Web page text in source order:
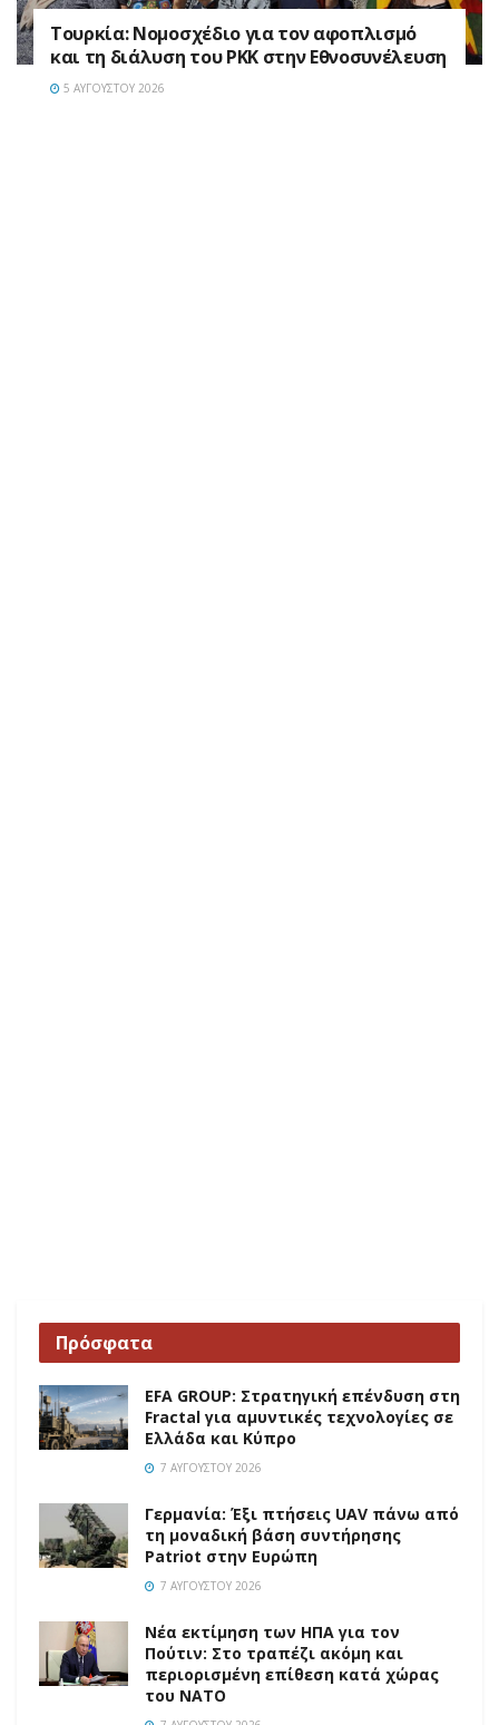
Τουρκία: Νομοσχέδιο για τον αφοπλισμό
και τη διάλυση του PKK στην Εθνοσυνέλευση
5 ΑΥΓΟΎΣΤΟΥ 2026
Πρόσφατα
EFA GROUP: Στρατηγική επένδυση στη
Fractal για αμυντικές τεχνολογίες σε
Ελλάδα και Κύπρο
7 ΑΥΓΟΎΣΤΟΥ 2026
Γερμανία: Έξι πτήσεις UAV πάνω από
τη μοναδική βάση συντήρησης
Patriot στην Ευρώπη
7 ΑΥΓΟΎΣΤΟΥ 2026
Νέα εκτίμηση των ΗΠΑ για τον
Πούτιν: Στο τραπέζι ακόμη και
περιορισμένη επίθεση κατά χώρας
του ΝΑΤΟ